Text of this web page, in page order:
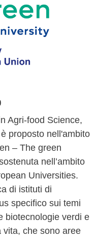
Agri-food Science,
proposto nell'ambito
– The green
nell’ambito
Universities.
di istituti di
specifico sui temi
biotecnologie verdi e
vita, che sono aree